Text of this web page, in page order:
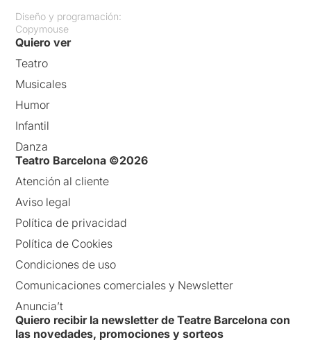
Diseño y programación:
Copymouse
Quiero ver
Teatro
Musicales
Humor
Infantil
Danza
Teatro Barcelona ©2026
Atención al cliente
Aviso legal
Política de privacidad
Política de Cookies
Condiciones de uso
Comunicaciones comerciales y Newsletter
Anuncia’t
Quiero recibir la newsletter de Teatre Barcelona con
las novedades, promociones y sorteos